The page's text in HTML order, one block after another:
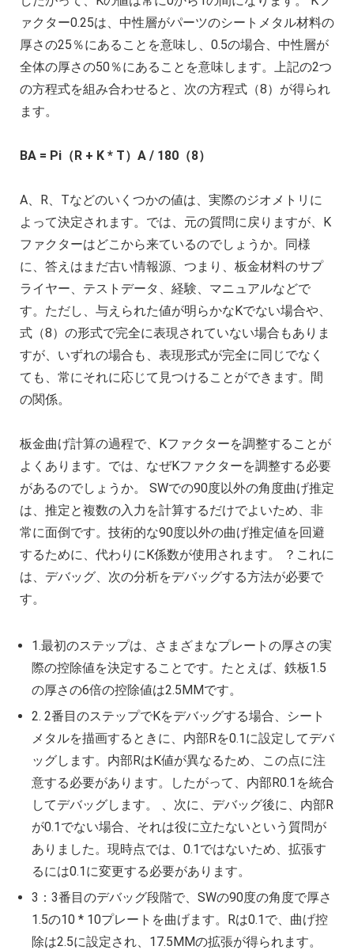
ァクター0.25は、中性層がパーツのシートメタル材料の
厚さの25％にあることを意味し、0.5の場合、中性層が
全体の厚さの50％にあることを意味します。上記の2つ
の方程式を組み合わせると、次の方程式（8）が得られ
ます。
BA = Pi（R + K * T）A / 180（8）
A、R、Tなどのいくつかの値は、実際のジオメトリに
よって決定されます。では、元の質問に戻りますが、K
ファクターはどこから来ているのでしょうか。同様
に、答えはまだ古い情報源、つまり、板金材料のサプ
ライヤー、テストデータ、経験、マニュアルなどで
す。ただし、与えられた値が明らかなKでない場合や、
式（8）の形式で完全に表現されていない場合もありま
すが、いずれの場合も、表現形式が完全に同じでなく
ても、常にそれに応じて見つけることができます。間
の関係。
板金曲げ計算の過程で、Kファクターを調整することが
よくあります。では、なぜKファクターを調整する必要
があるのでしょうか。 SWでの90度以外の角度曲げ推定
は、推定と複数の入力を計算するだけでよいため、非
常に面倒です。技術的な90度以外の曲げ推定値を回避
するために、代わりにK係数が使用されます。 ？これに
は、デバッグ、次の分析をデバッグする方法が必要で
す。
1.最初のステップは、さまざまなプレートの厚さの実
際の控除値を決定することです。たとえば、鉄板1.5
の厚さの6倍の控除値は2.5MMです。
2. 2番目のステップでKをデバッグする場合、シート
メタルを描画するときに、内部Rを0.1に設定してデバ
ッグします。内部RはK値が異なるため、この点に注
意する必要があります。したがって、内部R0.1を統合
してデバッグします。 、次に、デバッグ後に、内部R
が0.1でない場合、それは役に立たないという質問が
ありました。現時点では、0.1ではないため、拡張す
るには0.1に変更する必要があります。
3：3番目のデバッグ段階で、SWの90度の角度で厚さ
1.5の10 * 10プレートを曲げます。Rは0.1で、曲げ控
除は2.5に設定され、17.5MMの拡張が得られます。